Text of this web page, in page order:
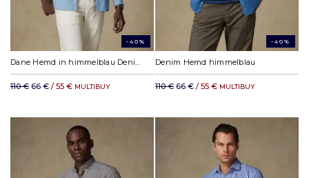
-40%
Dane Hemd in himmelblau Denim
110 € 66 € / 55 € MULTIBUY
-40%
Denim Hemd himmelblau
110 € 66 € / 55 € MULTIBUY